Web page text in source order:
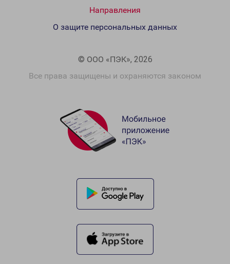
Направления
© ООО «ПЭК», 2026
Все права защищены и охраняются законом
О защите персональных данных